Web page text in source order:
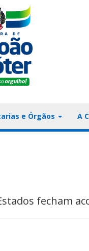
e Órgãos A
fecham